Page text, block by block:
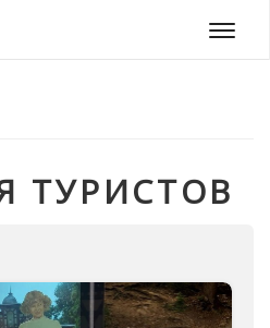
Меню
ТУРИСТОВ